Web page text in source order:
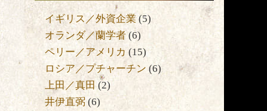
イギリス／外資企業 (5)
オランダ／蘭学者(6)
ペリー／アメリカ (15)
ロシア／プチャーチン (6)
上田／真田 (2)
井伊直弼 (6)